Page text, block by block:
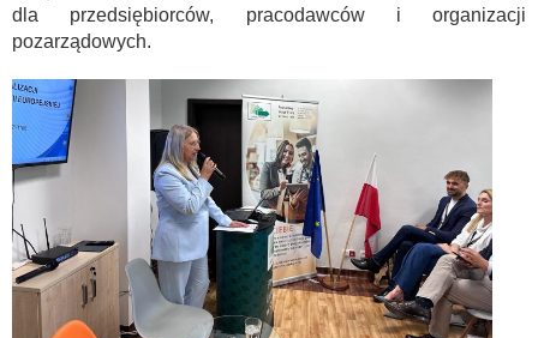
dla przedsiębiorców, pracodawców i organizacji
pozarządowych.